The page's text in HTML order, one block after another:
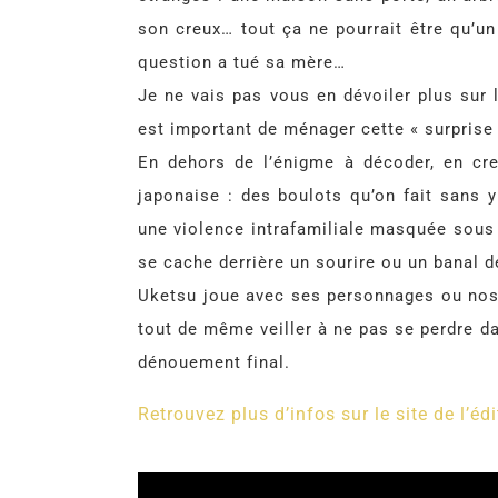
son creux… tout ça ne pourrait être
question a tué sa mère…
Je ne vais pas vous en dévoiler plus
est important de ménager cette « surprise
En dehors de l’énigme à décoder, en
japonaise : des boulots qu’on fait sans
une violence intrafamiliale masquée
se cache derrière un sourire ou un banal
Uketsu joue avec ses personnages ou
tout de même veiller à ne pas se perdre
dénouement final.
Retrouvez plus d’infos sur le site de